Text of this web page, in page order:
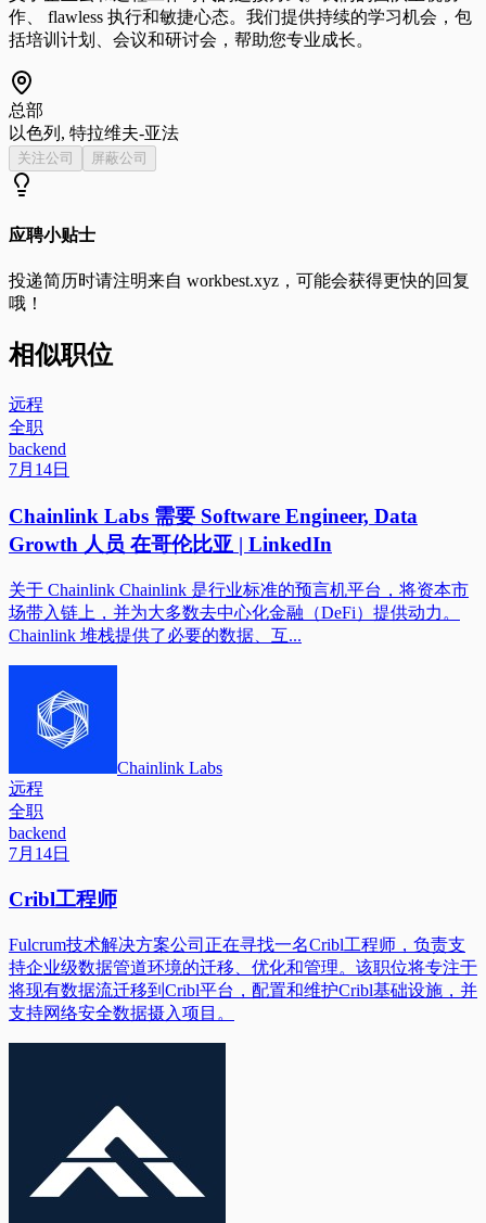
作、 flawless 执行和敏捷心态。我们提供持续的学习机会，包
括培训计划、会议和研讨会，帮助您专业成长。
总部
以色列, 特拉维夫-亚法
关注公司 屏蔽公司
应聘小贴士
投递简历时请注明来自 workbest.xyz ，可能会获得更快的回复
哦！
相似职位
远程
全职
backend
7月14日
Chainlink Labs 需要 Software Engineer, Data
Growth 人员 在哥伦比亚 | LinkedIn
关于 Chainlink Chainlink 是行业标准的预言机平台，将资本市
场带入链上，并为大多数去中心化金融（DeFi）提供动力。
Chainlink 堆栈提供了必要的数据、互...
Chainlink Labs
远程
全职
backend
7月14日
Cribl工程师
Fulcrum技术解决方案公司正在寻找一名Cribl工程师，负责支
持企业级数据管道环境的迁移、优化和管理。该职位将专注于
将现有数据流迁移到Cribl平台，配置和维护Cribl基础设施，并
支持网络安全数据摄入项目。